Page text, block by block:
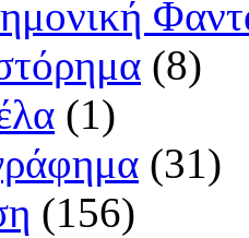
(8)
(1)
(31)
(156)